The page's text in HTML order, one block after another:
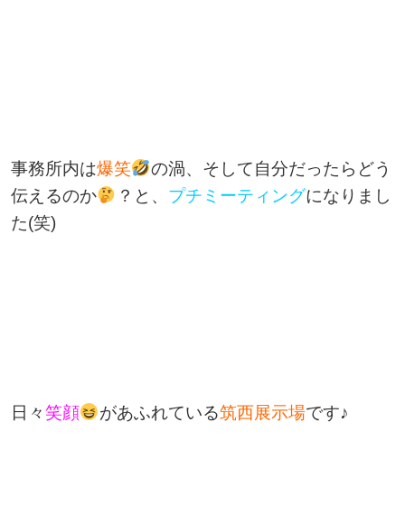
事務所内は爆笑
の渦、そして自分だったらどう
伝えるのか
？と、 プチミーティングになりまし
た(笑)
日々笑顔 があふれている筑西展示場です♪